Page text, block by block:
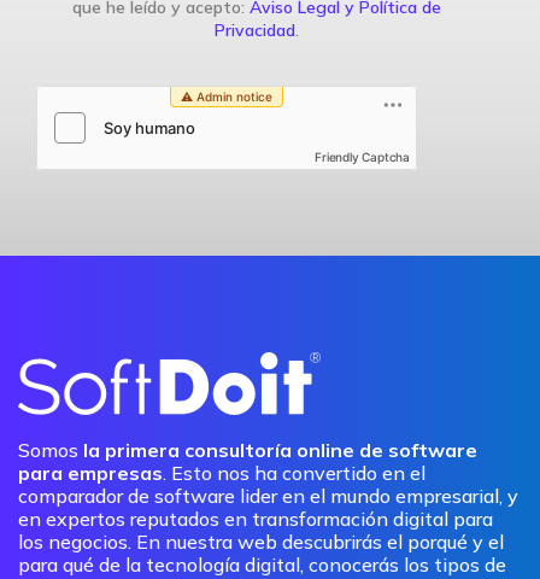
que he leído y acepto: Aviso Legal y Política de
Privacidad.
Friendly Captcha
Somos la primera consultoría online de software
para empresas. Esto nos ha convertido en el
comparador de software lider en el mundo empresarial, y
en expertos reputados en transformación digital para
los negocios. En nuestra web descubrirás el porqué y el
para qué de la tecnología digital, conocerás los tipos de